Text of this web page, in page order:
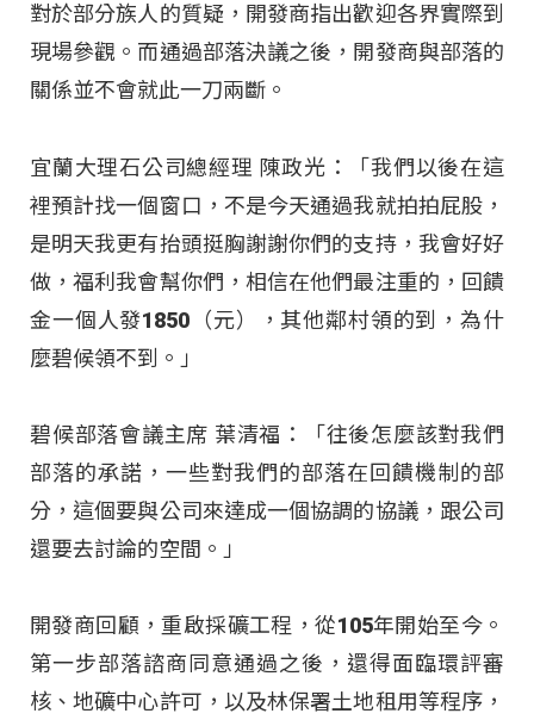
對於部分族人的質疑，開發商指出歡迎各界實際到
現場參觀。而通過部落決議之後，開發商與部落的
關係並不會就此一刀兩斷。
宜蘭大理石公司總經理 陳政光：「我們以後在這
裡預計找一個窗口，不是今天通過我就拍拍屁股，
是明天我更有抬頭挺胸謝謝你們的支持，我會好好
做，福利我會幫你們，相信在他們最注重的，回饋
金一個人發1850（元），其他鄰村領的到，為什
麼碧候領不到。」
碧候部落會議主席 葉清福：「往後怎麼該對我們
部落的承諾，一些對我們的部落在回饋機制的部
分，這個要與公司來達成一個協調的協議，跟公司
還要去討論的空間。」
開發商回顧，重啟採礦工程，從105年開始至今。
第一步部落諮商同意通過之後，還得面臨環評審
核、地礦中心許可，以及林保署土地租用等程序，